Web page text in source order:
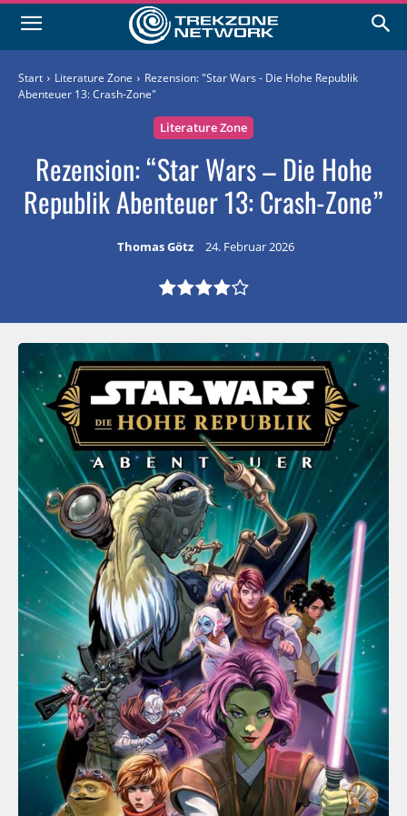
Start Literature Zone
Rezension: "Star Wars - Die Hohe Republik
Abenteuer 13: Crash-Zone"
Literature Zone
Rezension: “Star Wars – Die Hohe
Republik Abenteuer 13: Crash-Zone”
Thomas Götz 24. Februar 2026